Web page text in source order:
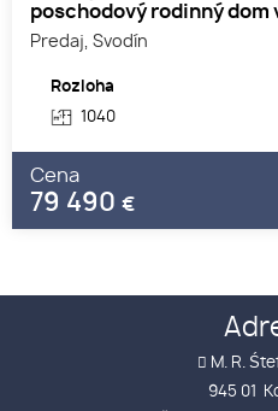
poschodový rodinný dom
Predaj, Svodín
Rozloha
1040
Cena
79 490 €
M. R.
945 01